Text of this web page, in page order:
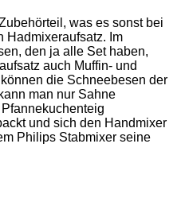
was es sonst bei
Hadmixeraufsatz. Im
den ja alle Set haben,
auch Muffin- und
die Schneebesen der
man nur Sahne
und sich den Handmixer
Philips Stabmixer seine